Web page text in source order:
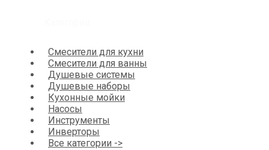
Смесители для кухни
Смесители для ванны
Душевые системы
Душевые наборы
Кухонные мойки
Насосы
Инструменты
Инверторы
Все категории ->